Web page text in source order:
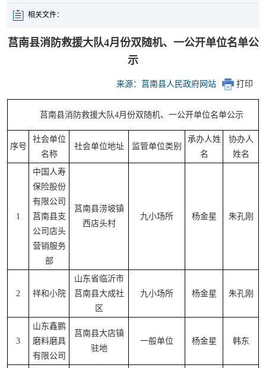
相关文件：
莒南县消防救援大队4月份双随机、一公开单位名单公
示
来源：莒南县人民政府网站 打印
莒南县消防救援大队4月份双随机、一公开单位名单公示
序号
社会单位
名称
社会单位地址 监管单位类别
承办人姓
名
协办人
姓名
1
中国人寿
保险股份
有限公司
莒南县支
公司店头
营销服务
部
莒南县涝坡镇
西店头村
九小场所 杨金星 朱孔刚
2 祥和小院
山东省临沂市
莒南县大成社
区
九小场所 杨金星 朱孔刚
3
山东鑫鹏
磨料磨具
有限公司
莒南县大店镇
驻地
一般单位 杨金星 韩东